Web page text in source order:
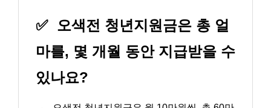
✅ 오색전 청년지원금은 총 얼
마를, 몇 개월 동안 지급받을 수
있나요?